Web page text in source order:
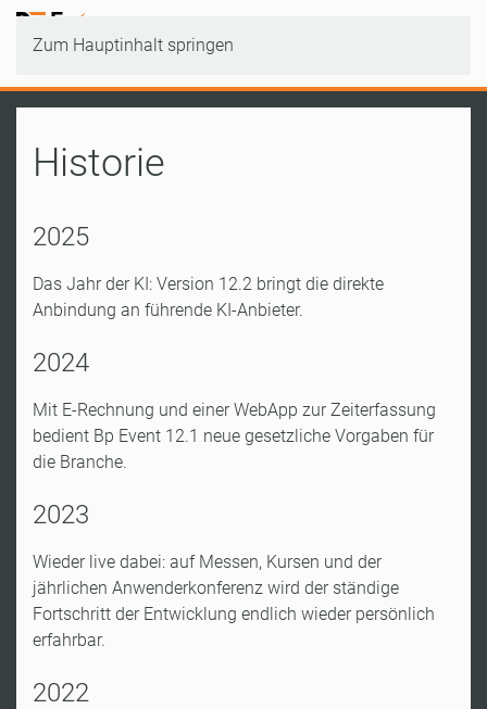
Zum Hauptinhalt springen
Historie
2025
Das Jahr der KI: Version 12.2 bringt die direkte
Anbindung an führende KI-Anbieter.
2024
Mit E-Rechnung und einer WebApp zur Zeiterfassung
bedient Bp Event 12.1 neue gesetzliche Vorgaben für
die Branche.
2023
Wieder live dabei: auf Messen, Kursen und der
jährlichen Anwenderkonferenz wird der ständige
Fortschritt der Entwicklung endlich wieder persönlich
erfahrbar.
2022